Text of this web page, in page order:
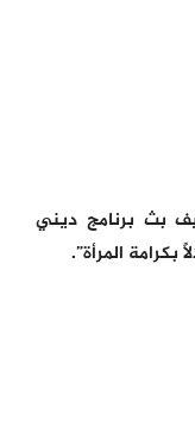
بث برنامج ديني
المرأة”.